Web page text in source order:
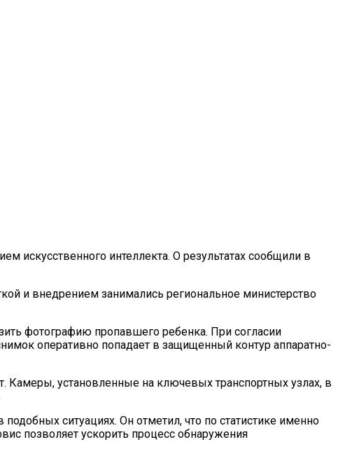
искусственного интеллекта. О результатах сообщили в
и внедрением занимались региональное министерство
фотографию пропавшего ребенка. При согласии
оперативно попадает в защищенный контур аппаратно-
установленные на ключевых транспортных узлах, в
ситуациях. Он отметил, что по статистике именно
позволяет ускорить процесс обнаружения